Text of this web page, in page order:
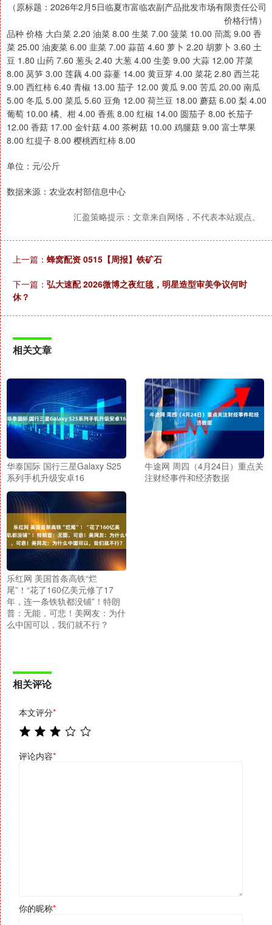
（原标题：2026年2月5日临夏市富临农副产品批发市场有限责任公司
价格行情）
品种 价格 大白菜 2.20 油菜 8.00 生菜 7.00 菠菜 10.00 茼蒿 9.00 香
菜 25.00 油麦菜 6.00 韭菜 7.00 蒜苗 4.60 萝卜 2.20 胡萝卜 3.60 土
豆 1.80 山药 7.60 葱头 2.40 大葱 4.00 生姜 9.00 大蒜 12.00 芹菜
8.00 莴笋 3.00 莲藕 4.00 蒜薹 14.00 黄豆芽 4.00 菜花 2.80 西兰花
9.00 西红柿 6.40 青椒 13.00 茄子 12.00 黄瓜 9.00 苦瓜 20.00 南瓜
5.00 冬瓜 5.00 菜瓜 5.60 豆角 12.00 荷兰豆 18.00 蘑菇 6.00 梨 4.00
葡萄 10.00 橘、柑 4.00 香蕉 8.00 红椒 14.00 圆茄子 8.00 长茄子
12.00 香菇 17.00 金针菇 4.00 茶树菇 10.00 鸡腿菇 9.00 富士苹果
8.00 红提子 8.00 樱桃西红柿 8.00
单位：元/公斤
数据来源：农业农村部信息中心
汇盈策略提示：文章来自网络，不代表本站观点。
上一篇： 蜂窝配资 0515【周报】铁矿石
下一篇： 弘大速配 2026微博之夜红毯，明星造型审美争议何时
休？
相关文章
华泰国际 国行三星Galaxy S25
系列手机升级安卓16
牛途网 周四（4月24日）重点关
注财经事件和经济数据
乐红网 美国首条高铁“烂
尾”！“花了160亿美元修了17
年，连一条铁轨都没铺”！特朗
普：无能，可悲！美网友：为什
么中国可以，我们就不行？
相关评论
本文评分*
评论内容*
你的昵称*